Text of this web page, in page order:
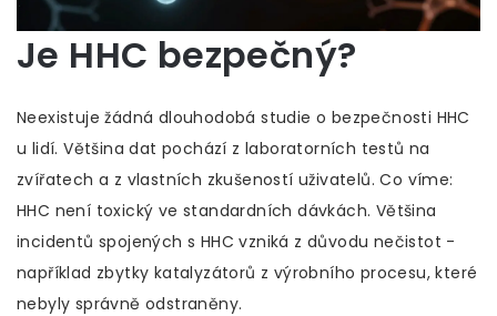
Je HHC bezpečný?
Neexistuje žádná dlouhodobá studie o bezpečnosti HHC
u lidí. Většina dat pochází z laboratorních testů na
zvířatech a z vlastních zkušeností uživatelů. Co víme:
HHC není toxický ve standardních dávkách. Většina
incidentů spojených s HHC vzniká z důvodu nečistot -
například zbytky katalyzátorů z výrobního procesu, které
nebyly správně odstraněny.